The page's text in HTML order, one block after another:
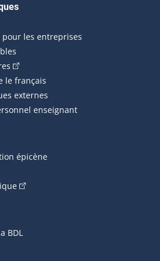
les entreprises
(Cet hyperlien externe s'ouvrira
le français
externes
enseignant
épicène
(Cet hyperlien externe s'ouvrira
BDL